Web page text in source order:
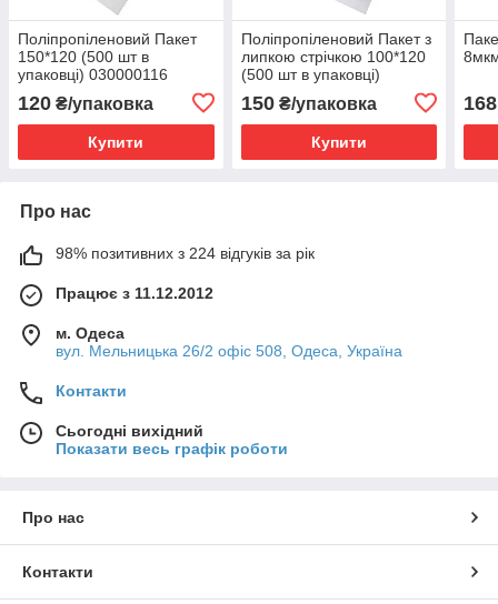
Поліпропіленовий Пакет
150*120 (500 шт в
упаковці) 030000116
120 ₴/упаковка
Купити
Поліпропіленовий Пакет з
липкою стрічкою 100*120
(500 шт в упаковці)
150₴/упаковка
Купити
168
Про нас
98% позитивних з 224 відгуків за рік
Працює з 11.12.2012
м. Одеса
вул. Мельницька 26/2 офіс 508, Одеса, Україна
Контакти
Сьогодні вихідний
Показати весь графік роботи
Про нас
Контакти